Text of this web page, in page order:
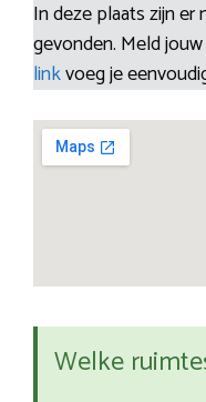
In deze plaats zijn
gevonden. Meld
linkvoeg je
Welke